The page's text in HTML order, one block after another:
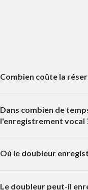
Combien coûte la
Dans combien de
l'enregistrement vocal
Où le doubleur
Le doubleur peut-il